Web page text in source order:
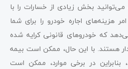
بخش زیادی از خسارات را با
هزینه‌های اجاره خودرو را برای شما
که خودروهای قانونی کرایه شده
هستند. با این حال، ممکن است بیمه
در برخی موارد، ممکن است